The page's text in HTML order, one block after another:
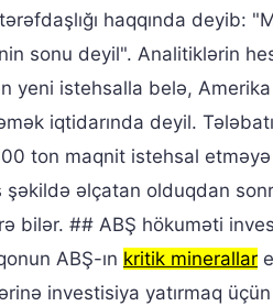
haqqında deyib:
sonu deyil". Analitiklərin
yeni istehsalla belə,
iqtidarında deyil.
ton maqnit istehsal
şəkildə əlçatan olduqdan
bilər. ## ABŞ hökuməti
ABŞ-ın kritik minerallar
investisiya yatırmaq